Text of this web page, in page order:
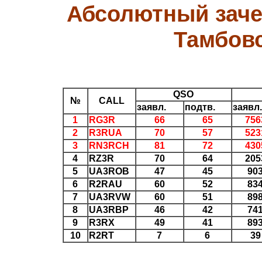
Абсолютный
№ CALL
QSO
заявл.
подтв.
заявл.
1
RG3R 66 65
2
R3RUA 70 57
3
RN3RCH 81 72
4
RZ3R 70 64
5
UA3ROB 47 45
6
R2RAU 60 52
7
UA3RVW 60 51
8
UA3RBP 46 42
9
R3RX 49 41
10
R2RT 7 6 39